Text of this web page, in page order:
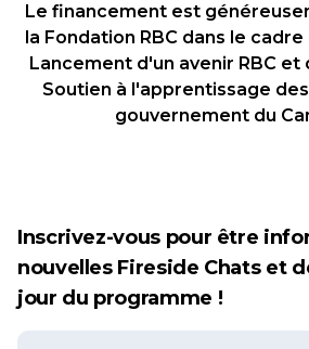
Le financement est
la Fondation RBC dans le
Lancement d'un avenir RBC
Soutien à l'apprentissage
gouvernement du
Inscrivez-vous pour être
nouvelles Fireside Chats et
jour du programme !